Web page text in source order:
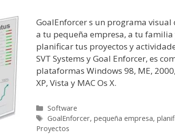
GoalEnforcer s un programa
a tu pequeña empresa, a tu familia
planificar tus proyectos y
SVT Systems y Goal Enforcer, es
plataformas Windows 98, ME,
XP, Vista y MAC Os X.
Categorías
Software
Etiquetas
GoalEnforcer,pequeña empresa,
Proyectos